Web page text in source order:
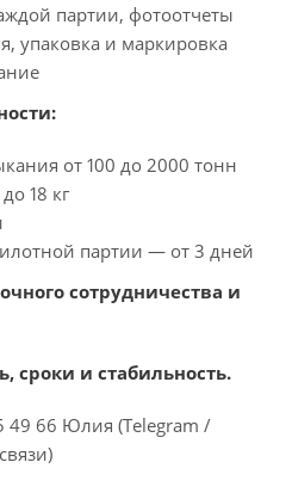
партии, фотоотчеты
упаковка и маркировка
от 100 до 2000 тонн
18 кг
партии — от 3 дней
сотрудничества и
сроки и стабильность.
49 66 Юлия (Telegram /